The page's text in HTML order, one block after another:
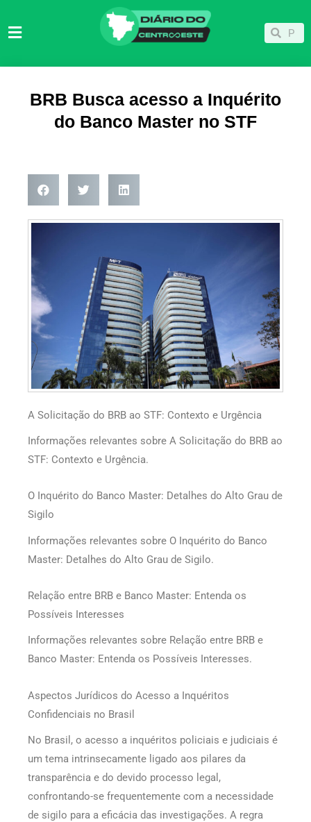
para
Pesquisar
BRB Busca acesso a Inquérito
do Banco Master no STF
A Solicitação do BRB ao STF: Contexto e Urgência
Informações relevantes sobre A Solicitação do BRB ao
STF: Contexto e Urgência.
O Inquérito do Banco Master: Detalhes do Alto Grau de
Sigilo
Informações relevantes sobre O Inquérito do Banco
Master: Detalhes do Alto Grau de Sigilo.
Relação entre BRB e Banco Master: Entenda os
Possíveis Interesses
Informações relevantes sobre Relação entre BRB e
Banco Master: Entenda os Possíveis Interesses.
Aspectos Jurídicos do Acesso a Inquéritos
Confidenciais no Brasil
No Brasil, o acesso a inquéritos policiais e judiciais é
um tema intrinsecamente ligado aos pilares da
transparência e do devido processo legal,
confrontando-se frequentemente com a necessidade
de sigilo para a eficácia das investigações. A regra